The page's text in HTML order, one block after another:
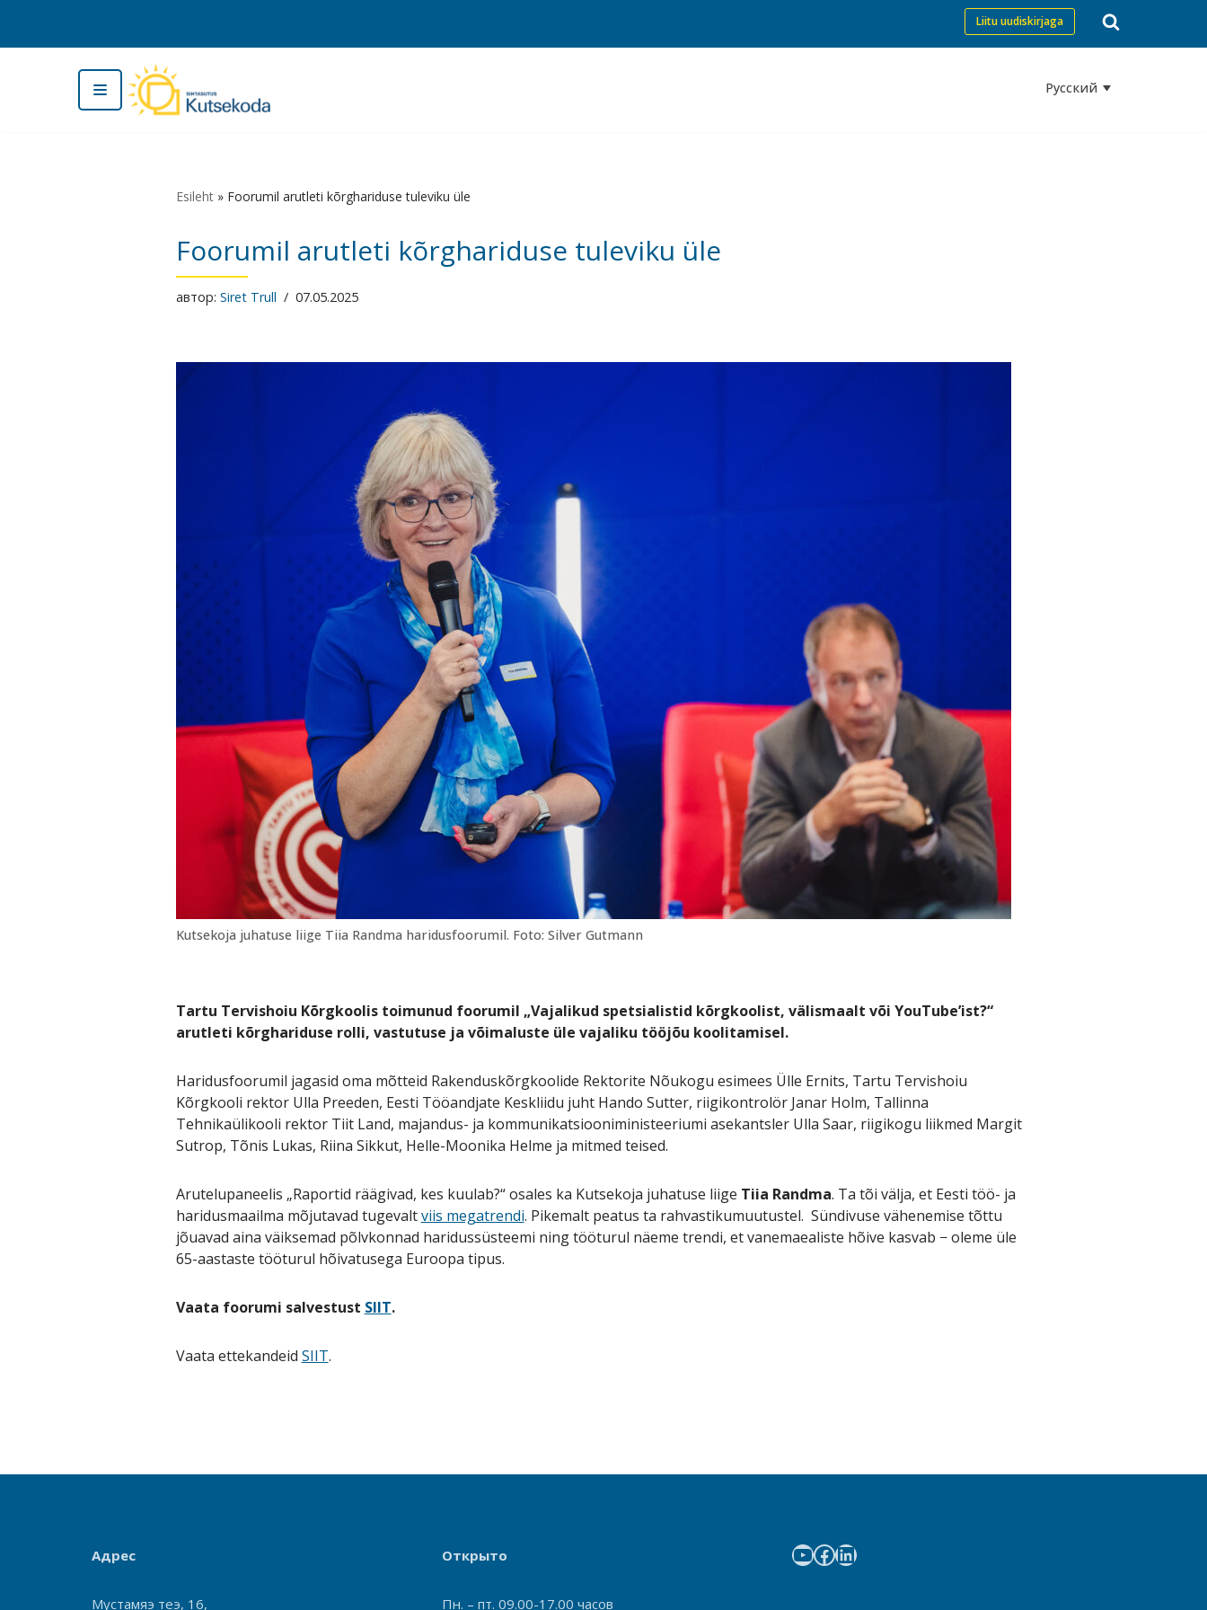
Перейти
содержимому
Liitu uudiskirjaga
Русский
Esileht» Foorumil arutleti kõrghariduse tuleviku üle
Foorumil arutleti kõrghariduse tuleviku üle
автор: Siret Trull 07.05.2025
Kutsekoja juhatuse liige Tiia Randma haridusfoorumil. Foto: Silver Gutmann
Tartu Tervishoiu Kõrgkoolis toimunud foorumil „Vajalikud spetsialistid kõrgkoolist, välismaalt või YouTube’ist?“
arutleti kõrghariduse rolli, vastutuse ja võimaluste üle vajaliku tööjõu koolitamisel.
Haridusfoorumil jagasid oma mõtteid Rakenduskõrgkoolide Rektorite Nõukogu esimees Ülle Ernits, Tartu Tervishoiu
Kõrgkooli rektor Ulla Preeden, Eesti Tööandjate Keskliidu juht Hando Sutter, riigikontrolör Janar Holm, Tallinna
Tehnikaülikooli rektor Tiit Land, majandus- ja kommunikatsiooniministeeriumi asekantsler Ulla Saar, riigikogu liikmed Margit
Sutrop, Tõnis Lukas, Riina Sikkut, Helle-Moonika Helme ja mitmed teised.
Arutelupaneelis „Raportid räägivad, kes kuulab?“ osales ka Kutsekoja juhatuse liige Tiia Randma. Ta tõi välja, et Eesti töö- ja
haridusmaailma mõjutavad tugevaltviis megatrendi. Pikemalt peatus ta rahvastikumuutustel. Sündivuse vähenemise tõttu
jõuavad aina väiksemad põlvkonnad haridussüsteemi ning tööturul näeme trendi, et vanemaealiste hõive kasvab − oleme üle
65-aastaste tööturul hõivatusega Euroopa tipus.
Vaata foorumi salvestust SIIT.
Vaata ettekandeid SIIT.
Адрес
Мустамяэ теэ, 16,
Открыто
Пн. – пт. 09.00-17.00 часов